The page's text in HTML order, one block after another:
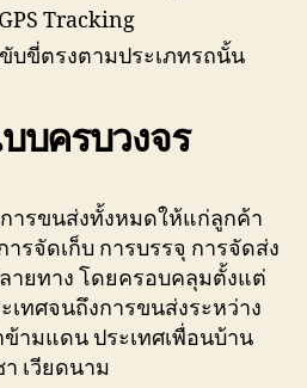
Tracking
ขี่ตรงตามประเภทรถนั้น
บครบวงจร
ารขนส่งทั้งหมดให้แก่ลูกค้า
รจัดเก็บ การบรรจุ การจัดส่ง
ายทาง โดยครอบคลุมตั้งแต่
เทศจนถึงการขนส่งระหว่าง
ามแดน ประเทศเพื่อนบ้าน
เวียดนาม